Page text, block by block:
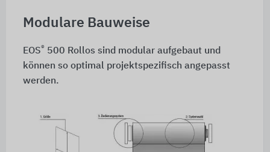
Modulare Bauweise
EOS® 500 Rollos sind modular aufgebaut und
können so optimal projektspezifisch angepasst
werden.